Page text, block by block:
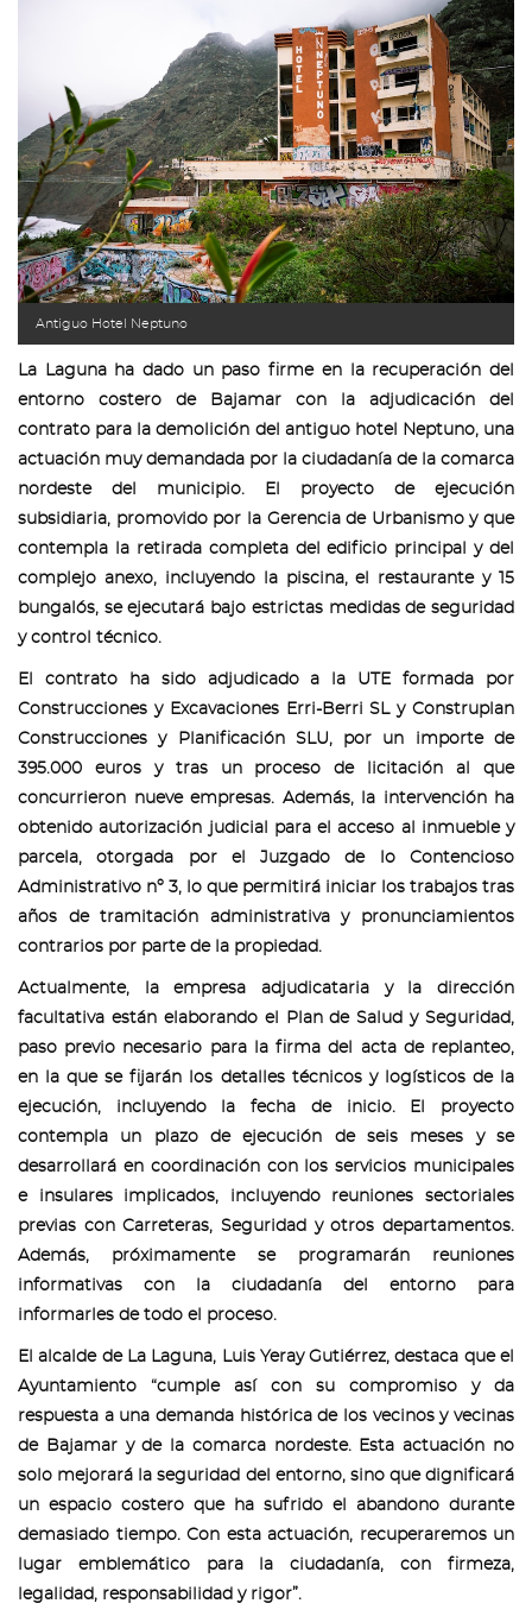
Antiguo Hotel Neptuno
La Laguna ha dado un paso firme en la recuperación del
entorno costero de Bajamar con la adjudicación del
contrato para la demolición del antiguo hotel Neptuno, una
actuación muy demandada por la ciudadanía de la comarca
nordeste del municipio. El proyecto de ejecución
subsidiaria, promovido por la Gerencia de Urbanismo y que
contempla la retirada completa del edificio principal y del
complejo anexo, incluyendo la piscina, el restaurante y 15
bungalós, se ejecutará bajo estrictas medidas de seguridad
y control técnico.
El contrato ha sido adjudicado a la UTE formada por
Construcciones y Excavaciones Erri-Berri SL y Construplan
Construcciones y Planificación SLU, por un importe de
395.000 euros y tras un proceso de licitación al que
concurrieron nueve empresas. Además, la intervención ha
obtenido autorización judicial para el acceso al inmueble y
parcela, otorgada por el Juzgado de lo Contencioso
Administrativo nº 3, lo que permitirá iniciar los trabajos tras
años de tramitación administrativa y pronunciamientos
contrarios por parte de la propiedad.
Actualmente, la empresa adjudicataria y la dirección
facultativa están elaborando el Plan de Salud y Seguridad,
paso previo necesario para la firma del acta de replanteo,
en la que se fijarán los detalles técnicos y logísticos de la
ejecución, incluyendo la fecha de inicio. El proyecto
contempla un plazo de ejecución de seis meses y se
desarrollará en coordinación con los servicios municipales
e insulares implicados, incluyendo reuniones sectoriales
previas con Carreteras, Seguridad y otros departamentos.
Además, próximamente se programarán reuniones
informativas con la ciudadanía del entorno para
informarles de todo el proceso.
El alcalde de La Laguna, Luis Yeray Gutiérrez, destaca que el
Ayuntamiento “cumple así con su compromiso y da
respuesta a una demanda histórica de los vecinos y vecinas
de Bajamar y de la comarca nordeste. Esta actuación no
solo mejorará la seguridad del entorno, sino que dignificará
un espacio costero que ha sufrido el abandono durante
demasiado tiempo. Con esta actuación, recuperaremos un
lugar emblemático para la ciudadanía, con firmeza,
legalidad, responsabilidad y rigor”.